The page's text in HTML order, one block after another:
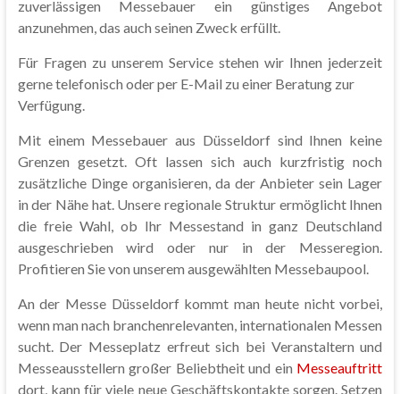
zuverlässigen Messebauer ein günstiges Angebot
anzunehmen, das auch seinen Zweck erfüllt.
Für Fragen zu unserem Service stehen wir Ihnen jederzeit
gerne telefonisch oder per E-Mail zu einer Beratung zur
Verfügung.
Mit einem Messebauer aus Düsseldorf sind Ihnen keine
Grenzen gesetzt. Oft lassen sich auch kurzfristig noch
zusätzliche Dinge organisieren, da der Anbieter sein Lager
in der Nähe hat. Unsere regionale Struktur ermöglicht Ihnen
die freie Wahl, ob Ihr Messestand in ganz Deutschland
ausgeschrieben wird oder nur in der Messeregion.
Profitieren Sie von unserem ausgewählten Messebaupool.
An der Messe Düsseldorf kommt man heute nicht vorbei,
wenn man nach branchenrelevanten, internationalen Messen
sucht. Der Messeplatz erfreut sich bei Veranstaltern und
Messeausstellern großer Beliebtheit und ein Messeauftritt
dort, kann für viele neue Geschäftskontakte sorgen. Setzen